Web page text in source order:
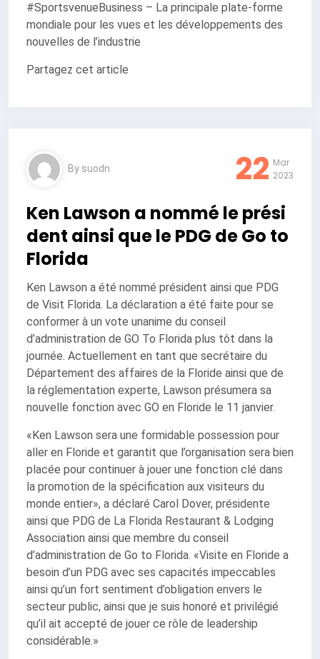
#SportsvenueBusiness – La principale plate-forme
mondiale pour les vues et les développements des
nouvelles de l’industrie
Partagez cet article
By suodn 22 Mar
2023
Ken Lawson a nommé le prési
dent ainsi que le PDG de Go to
Florida
Ken Lawson a été nommé président ainsi que PDG
de Visit Florida. La déclaration a été faite pour se
conformer à un vote unanime du conseil
d’administration de GO To Florida plus tôt dans la
journée. Actuellement en tant que secrétaire du
Département des affaires de la Floride ainsi que de
la réglementation experte, Lawson présumera sa
nouvelle fonction avec GO en Floride le 11 janvier.
«Ken Lawson sera une formidable possession pour
aller en Floride et garantit que l’organisation sera bien
placée pour continuer à jouer une fonction clé dans
la promotion de la spécification aux visiteurs du
monde entier», a déclaré Carol Dover, présidente
ainsi que PDG de La Florida Restaurant & Lodging
Association ainsi que membre du conseil
d’administration de Go to Florida. «Visite en Floride a
besoin d’un PDG avec ses capacités impeccables
ainsi qu’un fort sentiment d’obligation envers le
secteur public, ainsi que je suis honoré et privilégié
qu’il ait accepté de jouer ce rôle de leadership
considérable.»